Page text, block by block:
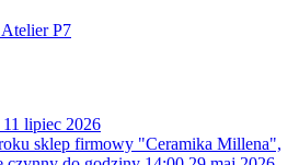
P7
11 lipiec 2026
sklep firmowy "Ceramika Millena",